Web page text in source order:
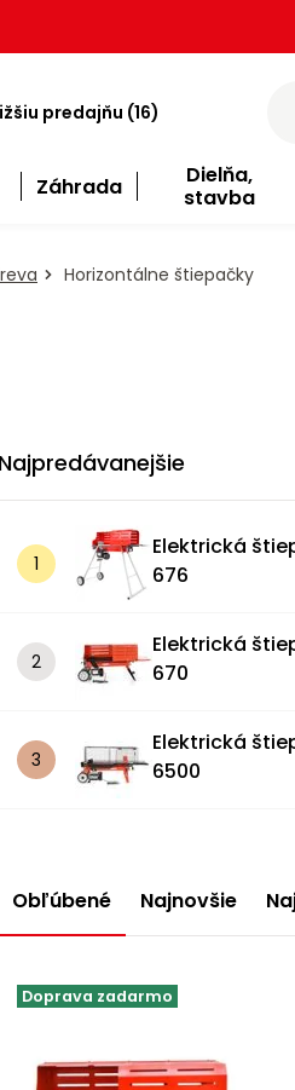
predajňu (16)
Záhrada
Dielňa,
stavba
Horizontálne štiepačky
Najpredávanejšie
Elektrická
676
Elektrická
670
Elektrická
6500
Obľúbené Najnovšie
Doprava zadarmo